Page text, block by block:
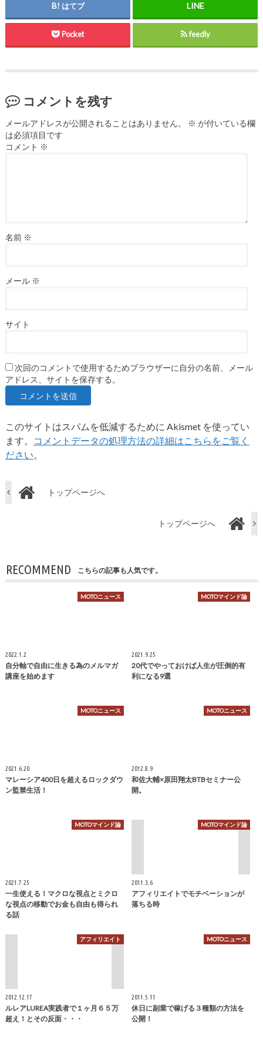
はてブ
Pocket feedly
コメントを残す
メールアドレスが公開されることはありません。 ※ が付いている欄
は必須項目です
コメント ※
名前 ※
メール ※
サイト
次回のコメントで使用するためブラウザーに自分の名前、メール
アドレス、サイトを保存する。
このサイトはスパムを低減するために Akismet を使ってい
ます。
コメントデータの処理方法の詳細はこちらをご覧く
ださい。
トップページへ
トップページへ
RECOMMEND こちらの記事も人気です。
MOTOニュース
2022.1.2
自分軸で自由に生きる為のメルマガ
講座を始めます
MOTOマインド論
2021.9.25
20代でやっておけば人生が圧倒的有
利になる9選
MOTOニュース
2021.6.20
マレーシア400日を超えるロックダウ
ン監禁生活！
MOTOニュース
2012.8.9
和佐大輔×原田翔太BTBセミナー公
開。
MOTOマインド論
2021.7.25
一生使える！マクロな視点とミクロ
な視点の移動でお金も自由も得られ
る話
MOTOマインド論
2011.3.6
アフィリエイトでモチベーションが
落ちる時
アフィリエイト
2012.12.17
ルレアLUREA実践者で１ヶ月６５万
超え！とその反面・・・
MOTOニュース
2011.5.11
休日に副業で稼げる３種類の方法を
公開！